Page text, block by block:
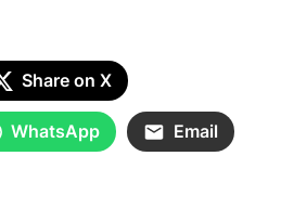
Share on X
WhatsApp Email